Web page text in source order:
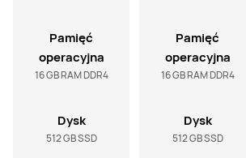
Pamięć
operacyjna
16 GB RAM DDR4
Dysk
512 GB SSD
Pamięć
operacyjna
16 GB RAM DDR4
Dysk
512 GB SSD